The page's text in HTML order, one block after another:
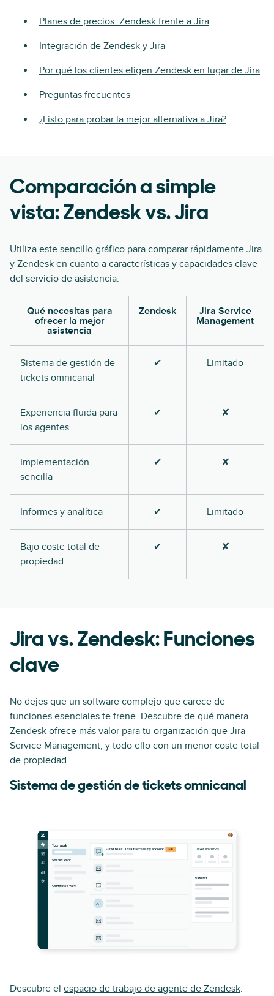
Planes de precios: Zendesk frente a Jira
Integración de Zendesk y Jira
Por qué los clientes eligen Zendesk en lugar de Jira
Preguntas frecuentes
¿Listo para probar la mejor alternativa a Jira?
Comparación a simple
vista: Zendesk vs. Jira
Utiliza este sencillo gráfico para comparar rápidamente Jira
y Zendesk en cuanto a características y capacidades clave
del servicio de asistencia.
Qué necesitas para
ofrecer la mejor
asistencia
Zendesk
Jira Service
Management
Sistema de gestión de
tickets omnicanal
✔ Limitado
Experiencia fluida para
los agentes
✔ ✘
Implementación
sencilla
✔ ✘
Informes y analítica ✔ Limitado
Bajo coste total de
propiedad
✔ ✘
Jira vs. Zendesk: Funciones
clave
No dejes que un software complejo que carece de
funciones esenciales te frene. Descubre de qué manera
Zendesk ofrece más valor para tu organización que Jira
Service Management, y todo ello con un menor coste total
de propiedad.
Sistema de gestión de tickets omnicanal
Descubre el espacio de trabajo de agente de Zendesk.